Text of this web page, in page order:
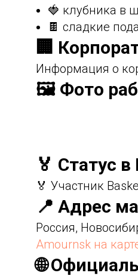
🍓 клубника в
🍫 сладкие
🏢
Информация о
🖼️ Фото
🏅 Статус
🏅 Участник
📍 Адрес
Россия,
Amournsk на
🌐